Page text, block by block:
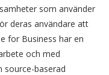
som använder
deras användare att
for Business har en
och med
source-baserad